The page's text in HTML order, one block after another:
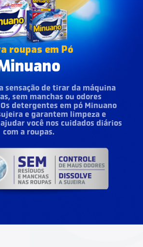
roupas em Pó
sensação de tirar da máquina
sem manchas ou odores
detergentes em pó Minuano
e garantem limpeza e
você nos cuidados diários
com a roupas.